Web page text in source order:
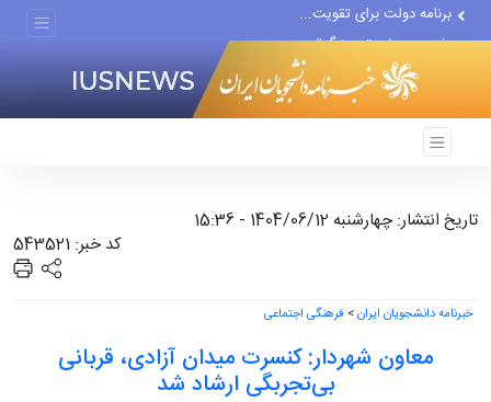
رژیم صهیونیستی بزرگ‌ترین...
دور جدید مذاکرات با اسرائیل...
تاریخ انتشار: چهارشنبه 1404/06/12 - 15:36
کد خبر: 543521
خبرنامه دانشجویان ایران> فرهنگی اجتماعی
معاون شهردار: کنسرت میدان آزادی، قربانی
بی‌تجربگی ارشاد شد